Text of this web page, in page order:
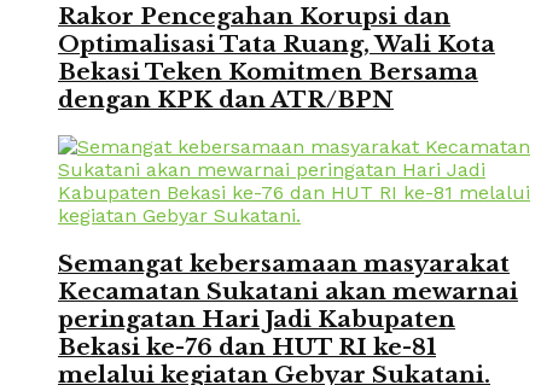
Rakor Pencegahan Korupsi dan
Optimalisasi Tata Ruang, Wali Kota
Bekasi Teken Komitmen Bersama
dengan KPK dan ATR/BPN
Semangat kebersamaan masyarakat
Kecamatan Sukatani akan mewarnai
peringatan Hari Jadi Kabupaten
Bekasi ke-76 dan HUT RI ke-81
melalui kegiatan Gebyar Sukatani.